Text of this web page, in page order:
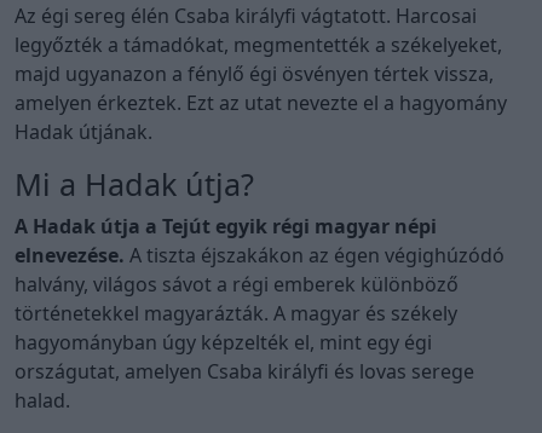
Az égi sereg élén Csaba királyfi vágtatott. Harcosai
legyőzték a támadókat, megmentették a székelyeket,
majd ugyanazon a fénylő égi ösvényen tértek vissza,
amelyen érkeztek. Ezt az utat nevezte el a hagyomány
Hadak útjának.
Mi a Hadak útja?
A Hadak útja a Tejút egyik régi magyar népi
elnevezése. A tiszta éjszakákon az égen végighúzódó
halvány, világos sávot a régi emberek különböző
történetekkel magyarázták. A magyar és székely
hagyományban úgy képzelték el, mint egy égi
országutat, amelyen Csaba királyfi és lovas serege
halad.